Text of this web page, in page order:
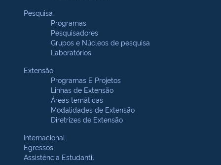
Pesquisa
Programas
Pesquisadores
Grupos e Núcleos de pesquisa
Laboratórios
Extensão
Programas E Projetos
Linhas de Extensão
Áreas temáticas
Modalidades de Extensão
Diretrizes de Extensão
Internacional
Egressos
Assistência Estudantil